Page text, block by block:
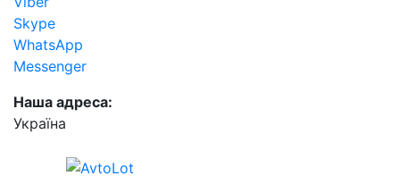
Skype
WhatsApp
Messenger
Наша адреса:
Українa